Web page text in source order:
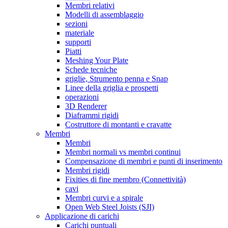
Membri relativi
Modelli di assemblaggio
sezioni
materiale
supporti
Piatti
Meshing Your Plate
Schede tecniche
griglie, Strumento penna e Snap
Linee della griglia e prospetti
operazioni
3D Renderer
Diaframmi rigidi
Costruttore di montanti e cravatte
Membri
Membri
Membri normali vs membri continui
Compensazione di membri e punti di inserimento
Membri rigidi
Fixities di fine membro (Connettività)
cavi
Membri curvi e a spirale
Open Web Steel Joists (SJI)
Applicazione di carichi
Carichi puntuali